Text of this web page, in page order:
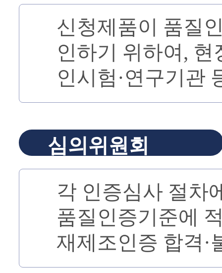
신청제품이 품질
인하기 위하여,
인시험·연구기관
심의위원회
각 인증심사 절차
품질인증기준에
재제조인증 합격·